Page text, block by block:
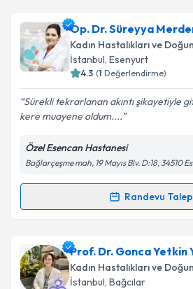
Uzm. Dr. Elmira Ömeroğluiçin
talebi oluşturun. Size bu
için bir takvim hazırlandığında e-
bilgilendireceğiz.
E-posta Adresiniz
Kişisel verilerimin
Metni'ni okudum ve kişisel
kapsamda işlenmesini kabul
Op. Dr. Süreyya
Kadın Hastalıkları ve
İstanbul, Esenyurt
4.3 (1 Değerlendirme)
Sürekli tekrarlanan akıntı şikayetiyle
kere muayene oldum....
Özel Esencan Hastanesi
Bağlarçeşme mah, 19 Mayıs Blv. D:18, 34510
Randevu
Randevu Takvimi Talebi
Op. Dr. Süreyya Merdeniçin
oluşturun. Size bu uzmandan
takvim hazırlandığında e-posta
Prof. Dr. Gonca Yetkin
Kadın Hastalıkları ve
İstanbul, Bağcılar